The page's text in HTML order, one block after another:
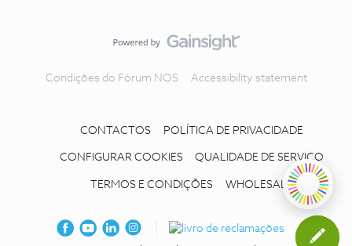
Condições do Fórum NOS Accessibility statement
CONTACTOS POLÍTICA DE PRIVACIDADE
CONFIGURAR COOKIES QUALIDADE DE SERVIÇO
TERMOS E CONDIÇÕES WHOLESALE